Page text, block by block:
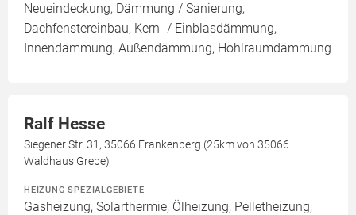
Neueindeckung, Dämmung / Sanierung,
Dachfenstereinbau, Kern- / Einblasdämmung,
Innendämmung, Außendämmung, Hohlraumdämmung
Ralf Hesse
Siegener Str. 31, 35066 Frankenberg (25km von 35066
Waldhaus Grebe)
HEIZUNG SPEZIALGEBIETE
Gasheizung, Solarthermie, Ölheizung, Pelletheizung,